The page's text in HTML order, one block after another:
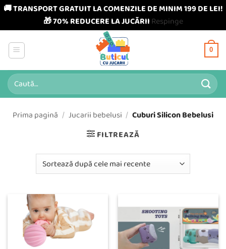
🚚 TRANSPORT GRATUIT LA COMENZILE DE MINIM 199 DE LEI!
🎁 70% REDUCERE LA JUCĂRII Respinge
content
0
Caută
după:
Prima pagină / Jucarii bebelusi / Cuburi Silicon Bebelusi
FILTREAZĂ